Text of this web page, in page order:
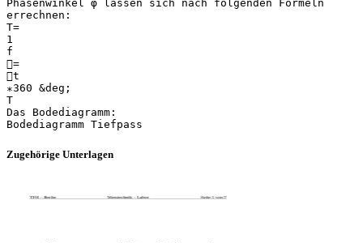
Phasenwinkel φ lassen sich nach folgenden Formeln
errechnen:
T=
1
f
=
t
∗360 &deg;
T
Das Bodediagramm:
Zugehörige Unterlagen